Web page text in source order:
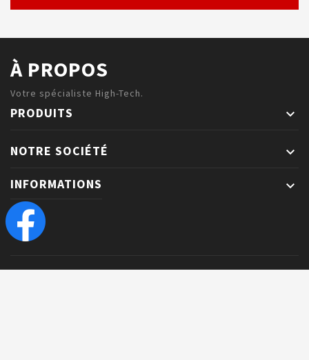
À PROPOS
Votre spécialiste High-Tech.
PRODUITS 
NOTRE SOCIÉTÉ 
INFORMATIONS 